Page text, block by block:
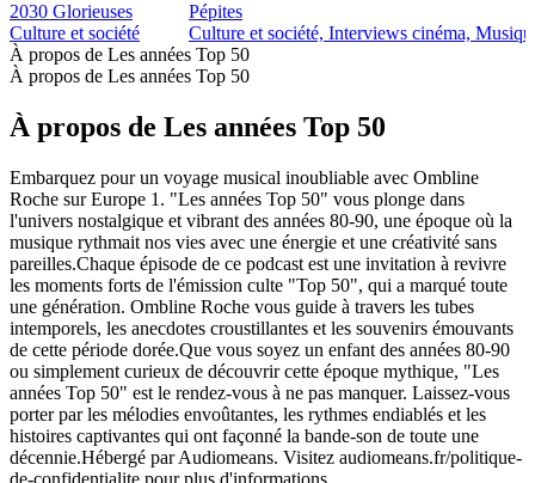
2030 Glorieuses
Culture et société
Pépites
Culture et société, Interviews cinéma,
À propos de Les années Top 50
À propos de Les années Top 50
À propos de Les années Top 50
Embarquez pour un voyage musical inoubliable avec Ombline
Roche sur Europe 1. "Les années Top 50" vous plonge dans
l'univers nostalgique et vibrant des années 80-90, une époque où la
musique rythmait nos vies avec une énergie et une créativité sans
pareilles.Chaque épisode de ce podcast est une invitation à revivre
les moments forts de l'émission culte "Top 50", qui a marqué toute
une génération. Ombline Roche vous guide à travers les tubes
intemporels, les anecdotes croustillantes et les souvenirs émouvants
de cette période dorée.Que vous soyez un enfant des années 80-90
ou simplement curieux de découvrir cette époque mythique, "Les
années Top 50" est le rendez-vous à ne pas manquer. Laissez-vous
porter par les mélodies envoûtantes, les rythmes endiablés et les
histoires captivantes qui ont façonné la bande-son de toute une
décennie.Hébergé par Audiomeans. Visitez audiomeans.fr/politique-
de-confidentialite pour plus d'informations.